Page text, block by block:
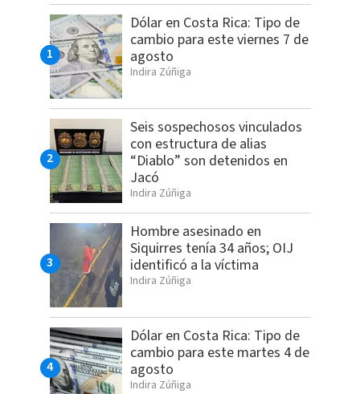
Dólar en Costa Rica: Tipo de
cambio para este viernes 7 de
agosto
Indira Zúñiga
Seis sospechosos vinculados
con estructura de alias
“Diablo” son detenidos en
Jacó
Indira Zúñiga
Hombre asesinado en
Siquirres tenía 34 años; OIJ
identificó a la víctima
Indira Zúñiga
Dólar en Costa Rica: Tipo de
cambio para este martes 4 de
agosto
Indira Zúñiga